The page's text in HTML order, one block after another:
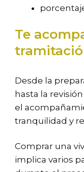
Te
Desde la
hasta la
el
tranquilidad y
Comprar una
implica varios